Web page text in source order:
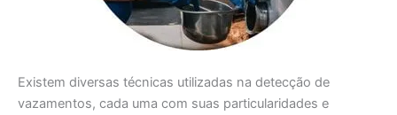
Existem diversas técnicas utilizadas na detecção de
vazamentos, cada uma com suas particularidades e